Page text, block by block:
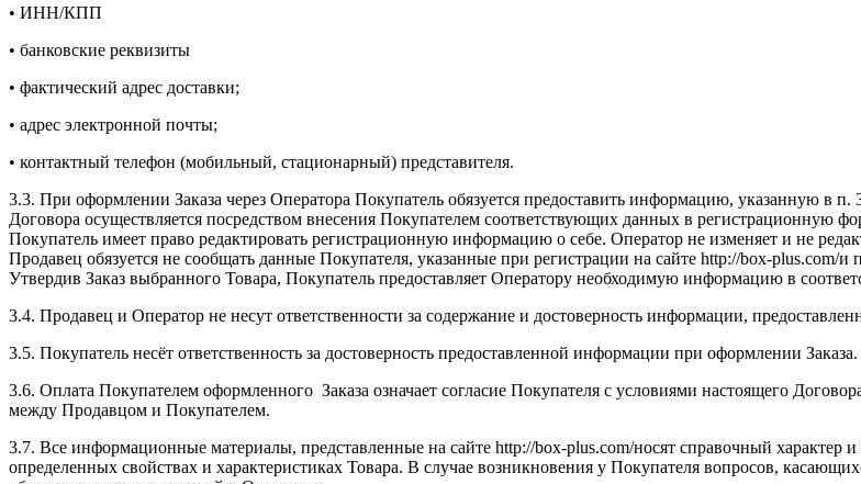
• ИНН/КПП
• банковские реквизиты
• фактический адрес доставки;
• адрес электронной почты;
• контактный телефон (мобильный, стационарный) представителя.
3.3. При оформлении Заказа через Оператора Покупатель обязуется предоставить информацию, указанную в
Договора осуществляется посредством внесения Покупателем соответствующих данных в регистрационную
Покупатель имеет право редактировать регистрационную информацию о себе. Оператор не изменяет и не
Продавец обязуется не сообщать данные Покупателя, указанные при регистрации на сайте http://box-
Утвердив Заказ выбранного Товара, Покупатель предоставляет Оператору необходимую информацию в
3.4. Продавец и Оператор не несут ответственности за содержание и достоверность информации,
3.5. Покупатель несёт ответственность за достоверность предоставленной информации при оформлении Заказа.
3.6. Оплата Покупателем оформленного Заказа означает согласие Покупателя с условиями настоящего
между Продавцом и Покупателем.
3.7. Все информационные материалы, представленные на сайте http://box-plus.com/носят справочный
определенных свойствах и характеристиках Товара. В случае возникновения у Покупателя вопросов,